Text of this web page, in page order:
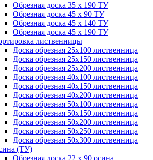
Обрезная доска 35 х 190 ТУ
Обрезная доска 45 х 90 ТУ
Обрезная доска 45 х 140 ТУ
Обрезная доска 45 х 190 ТУ
лиственницы
Доска обрезная 25х100 лиственница
Доска обрезная 25х150 лиственница
Доска обрезная 25х200 лиственница
Доска обрезная 40х100 лиственница
Доска обрезная 40х150 лиственница
Доска обрезная 40х200 лиственница
Доска обрезная 50х100 лиственница
Доска обрезная 50х150 лиственница
Доска обрезная 50х200 лиственница
Доска обрезная 50х250 лиственница
Доска обрезная 50х300 лиственница
(ТУ)
Обрезная доска 22 х 90 осина